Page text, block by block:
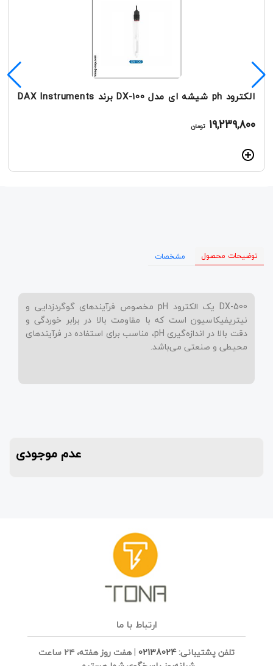
الکترود ph شیشه ای مدل DX-100 برند DAX Instruments
19,239,800 تومان
توضیحات محصول مشخصات
DX-500 یک الکترود pH مخصوص فرآیندهای گوگردزدایی و
نیتریفیکاسیون است که با مقاومت بالا در برابر خوردگی و
دقت بالا در اندازه‌گیری pH، مناسب برای استفاده در فرآیندهای
محیطی و صنعتی می‌باشد.
عدم موجودی
ارتباط با ما
تلفن پشتیبانی:02138024
|
هفت روز هفته، ۲۴ ساعت